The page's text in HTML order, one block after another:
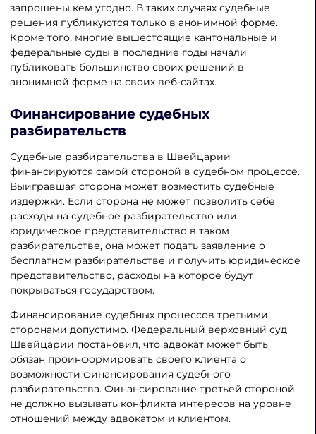
запрошены кем угодно. В таких случаях судебные
решения публикуются только в анонимной форме.
Кроме того, многие вышестоящие кантональные и
федеральные суды в последние годы начали
публиковать большинство своих решений в
анонимной форме на своих веб-сайтах.
Финансирование судебных
разбирательств
Судебные разбирательства в Швейцарии
финансируются самой стороной в судебном процессе.
Выигравшая сторона может возместить судебные
издержки. Если сторона не может позволить себе
расходы на судебное разбирательство или
юридическое представительство в таком
разбирательстве, она может подать заявление о
бесплатном разбирательстве и получить юридическое
представительство, расходы на которое будут
покрываться государством.
Финансирование судебных процессов третьими
сторонами допустимо. Федеральный верховный суд
Швейцарии постановил, что адвокат может быть
обязан проинформировать своего клиента о
возможности финансирования судебного
разбирательства. Финансирование третьей стороной
не должно вызывать конфликта интересов на уровне
отношений между адвокатом и клиентом.